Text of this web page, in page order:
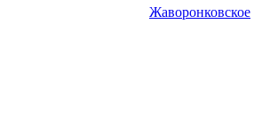
Жаворонковское